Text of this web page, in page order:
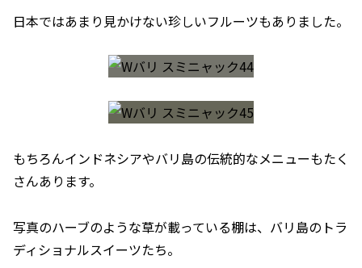
日本ではあまり見かけない珍しいフルーツもありました。
もちろんインドネシアやバリ島の伝統的なメニューもたく
さんあります。
写真のハーブのような草が載っている棚は、バリ島のトラ
ディショナルスイーツたち。